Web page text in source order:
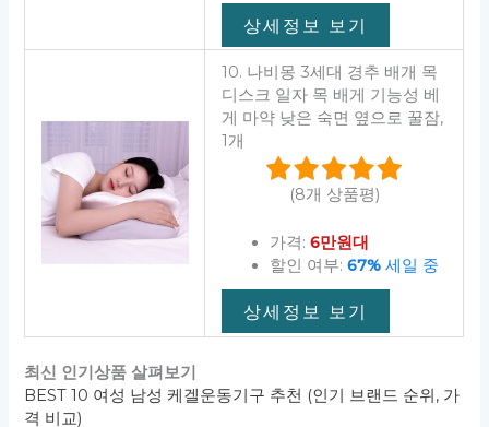
상세정보 보기
10. 나비몽 3세대 경추 배개 목
디스크 일자 목 배게 기능성 베
게 마약 낮은 숙면 옆으로 꿀잠,
1개
(8개 상품평)
가격: 6만원대
할인 여부: 67%세일 중
상세정보 보기
최신 인기상품 살펴보기
BEST 10 여성 남성 케겔운동기구 추천 (인기 브랜드 순위, 가
격 비교)